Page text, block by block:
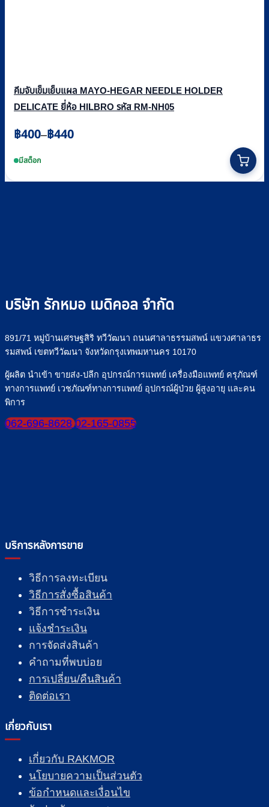
คีมจับเข็มเย็บแผล MAYO-HEGAR NEEDLE HOLDER
DELICATE ยี่ห้อ HILBRO รหัส RM-NH05
฿400–฿440
Price
฿400
มีสต็อก
product
product
page
บริษัท รักหมอ เมดิคอล จำกัด
891/71 หมู่บ้านเศรษฐสิริ ทวีวัฒนา ถนนศาลาธรรมสพน์ แขวงศาลาธร
รมสพน์ เขตทวีวัฒนา จังหวัดกรุงเทพมหานคร 10170
ผู้ผลิต นำเข้า ขายส่ง-ปลีก อุปกรณ์การแพทย์ เครื่องมือแพทย์ ครุภัณฑ์
ทางการแพทย์ เวชภัณฑ์ทางการแพทย์ อุปกรณ์ผู้ป่วย ผู้สูงอายุ และคน
พิการ
062-696-8628 02-165-0855
บริการหลังการขาย
วิธีการลงทะเบียน
วิธีการสั่งซื้อสินค้า
วิธีการชำระเงิน
แจ้งชำระเงิน
การจัดส่งสินค้า
คำถามที่พบบ่อย
การเปลี่ยน/คืนสินค้า
ติดต่อเรา
เกี่ยวกับเรา
เกี่ยวกับ RAKMOR
นโยบายความเป็นส่วนตัว
ข้อกำหนดและเงื่อนไข